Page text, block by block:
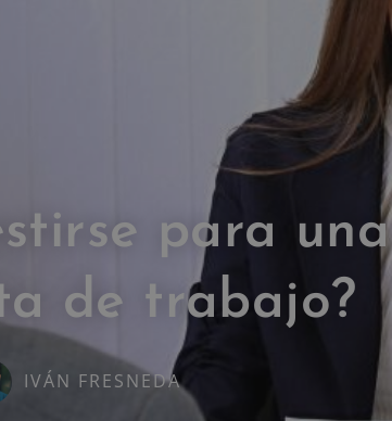
para una
de trabajo?
IVÁN FRESNEDA